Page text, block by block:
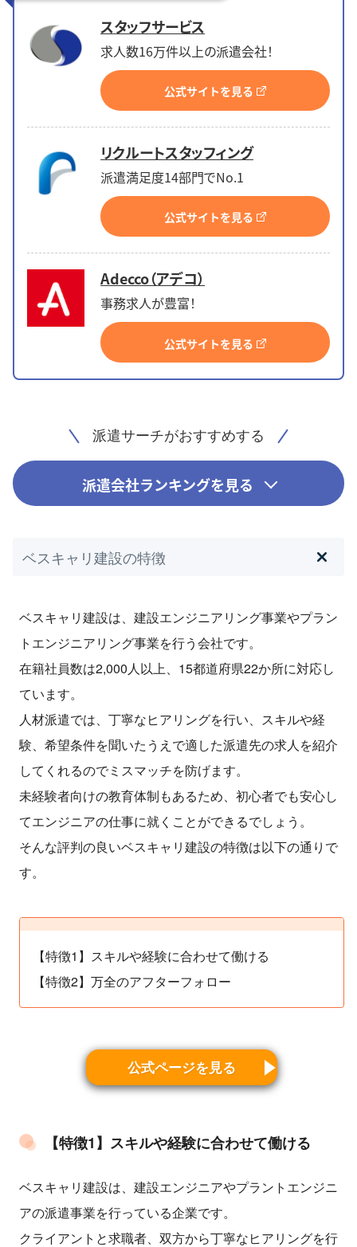
スタッフサービス
求人数16万件以上の派遣会社！
公式サイトを見る
リクルートスタッフィング
派遣満足度14部門でNo.1
公式サイトを見る
Adecco（アデコ）
事務求人が豊富！
公式サイトを見る
派遣サーチがおすすめする
派遣会社ランキングを見る
ベスキャリ建設の特徴
ベスキャリ建設は、建設エンジニアリング事業やプラン
トエンジニアリング事業を行う会社です。
在籍社員数は2,000人以上、15都道府県22か所に対応し
ています。
人材派遣では、丁寧なヒアリングを行い、スキルや経
験、希望条件を聞いたうえで適した派遣先の求人を紹介
してくれるのでミスマッチを防げます。
未経験者向けの教育体制もあるため、初心者でも安心し
てエンジニアの仕事に就くことができるでしょう。
そんな評判の良いベスキャリ建設の特徴は以下の通りで
す。
【特徴1】スキルや経験に合わせて働ける
【特徴2】万全のアフターフォロー
公式ページを見る
【特徴1】スキルや経験に合わせて働ける
ベスキャリ建設は、建設エンジニアやプラントエンジニ
アの派遣事業を行っている企業です。
クライアントと求職者、双方から丁寧なヒアリングを行